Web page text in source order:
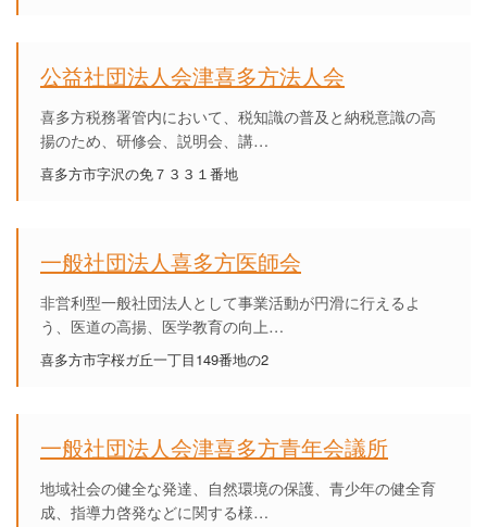
公益社団法人会津喜多方法人会
喜多方税務署管内において、税知識の普及と納税意識の高
揚のため、研修会、説明会、講…
喜多方市字沢の免７３３１番地
一般社団法人喜多方医師会
非営利型一般社団法人として事業活動が円滑に行えるよ
う、医道の高揚、医学教育の向上…
喜多方市字桜ガ丘一丁目149番地の2
一般社団法人会津喜多方青年会議所
地域社会の健全な発達、自然環境の保護、青少年の健全育
成、指導力啓発などに関する様…